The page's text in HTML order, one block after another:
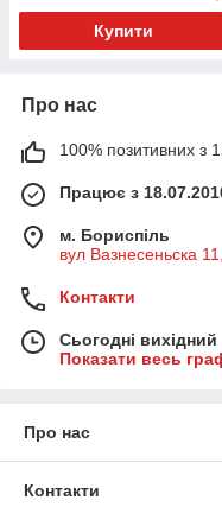
Купити
Про нас
100% позитивних з
Працює з
м. Бориспіль
вул Вазнесеньска
Контакти
Сьогодні вихідний
Показати весь
Про нас
Контакти